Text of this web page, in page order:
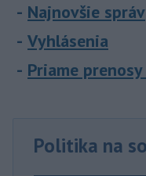
Najnovšie
Vyhlásenia
Priame
Politika na